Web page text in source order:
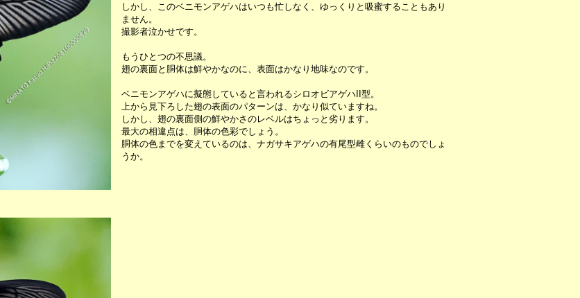
しかし、このベニモンアゲハはいつも忙しなく、ゆっくりと吸蜜することもあり
ません。
撮影者泣かせです。
もうひとつの不思議。
翅の裏面と胴体は鮮やかなのに、表面はかなり地味なのです。
ベニモンアゲハに擬態していると言われるシロオビアゲハII型。
上から見下ろした翅の表面のパターンは、かなり似ていますね。
しかし、翅の裏面側の鮮やかさのレベルはちょっと劣ります。
最大の相違点は、胴体の色彩でしょう。
胴体の色までを変えているのは、ナガサキアゲハの有尾型雌くらいのものでしょ
うか。